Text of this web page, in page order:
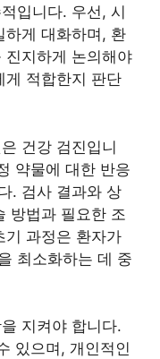
입니다. 우선, 시
하게 대화하며, 환
진지하게 논의해야
게 적합한지 판단
건강 검진입니
약물에 대한 반응
. 검사 결과와 상
방법과 필요한 조
기 과정은 환자가
최소화하는 데 중
지켜야 합니다.
있으며, 개인적인